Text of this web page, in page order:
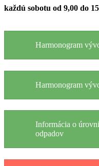
každú sobotu od 9,00 do
Harmonogram
Harmonogram
Informácia o
odpadov